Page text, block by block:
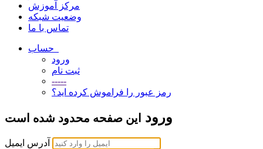
مرکز آموزش
وضعیت شبکه
تماس با ما
ورود
ثبت نام
-----
رمز عبور را فراموش کرده اید؟
ورود این صفحه محدود شده است
آدرس ایمیل